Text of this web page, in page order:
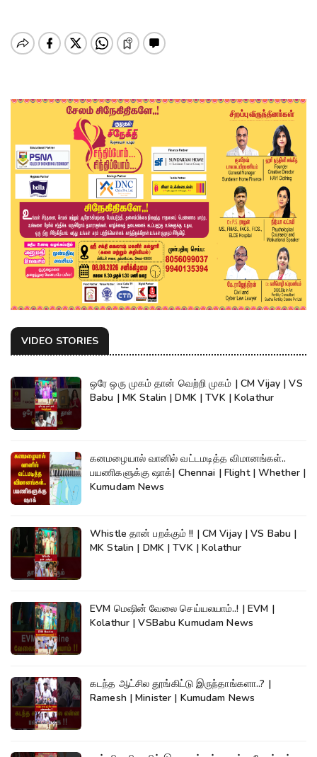
VIDEO STORIES
ஒரே ஒரு முகம் தான் வெற்றி முகம் | CM Vijay | VS
Babu | MK Stalin | DMK | TVK | Kolathur
கனமழையால் வானில் வட்டமடித்த விமானங்கள்..
பயணிகளுக்கு ஷாக்| Chennai | Flight | Whether |
Kumudam News
Whistle தான் பறக்கும் !! | CM Vijay | VS Babu |
MK Stalin | DMK | TVK | Kolathur
EVM மெஷின் வேலை செய்யலயாம்..! | EVM |
Kolathur | VSBabu Kumudam News
கடந்த ஆட்சில தூங்கிட்டு இருந்தாங்களா..? |
Ramesh | Minister | Kumudam News